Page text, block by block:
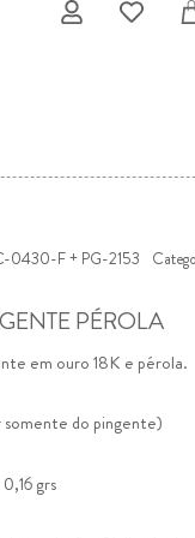
0430-F + PG-2153
PÉROLA
em ouro 18K e pérola.
somente do pingente)
grs